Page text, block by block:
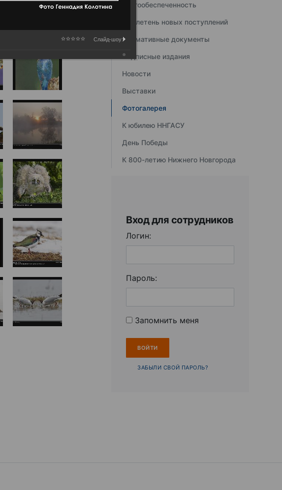
Книгообеспеченность
Бюллетень новых поступлений
Нормативные документы
Подписные издания
Новости
Выставки
Фотогалерея
К юбилею ННГАСУ
День Победы
К 800-летию Нижнего Новгорода
Вход для сотрудников
Логин:
Пароль:
Запомнить меня
ЗАБЫЛИ СВОЙ ПАРОЛЬ?
Слайд-шоу: